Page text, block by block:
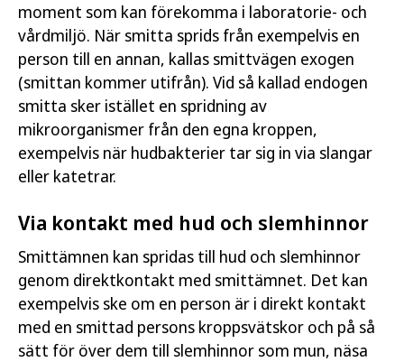
moment som kan förekomma i laboratorie- och
vårdmiljö. När smitta sprids från exempelvis en
person till en annan, kallas smittvägen exogen
(smittan kommer utifrån). Vid så kallad endogen
smitta sker istället en spridning av
mikroorganismer från den egna kroppen,
exempelvis när hudbakterier tar sig in via slangar
eller katetrar.
Via kontakt med hud och slemhinnor
Smittämnen kan spridas till hud och slemhinnor
genom direktkontakt med smittämnet. Det kan
exempelvis ske om en person är i direkt kontakt
med en smittad persons kroppsvätskor och på så
sätt för över dem till slemhinnor som mun, näsa